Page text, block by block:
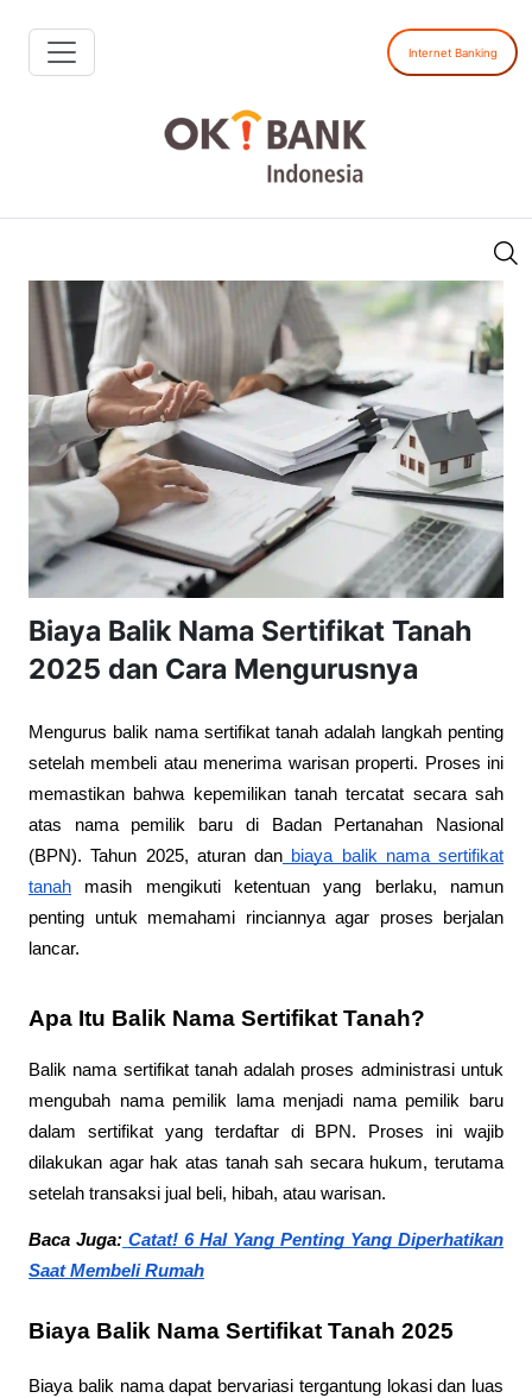
Internet Banking
Biaya Balik Nama Sertifikat Tanah
2025 dan Cara Mengurusnya
Mengurus balik nama sertifikat tanah adalah langkah penting
setelah membeli atau menerima warisan properti. Proses ini
memastikan bahwa kepemilikan tanah tercatat secara sah
atas nama pemilik baru di Badan Pertanahan Nasional
(BPN). Tahun 2025, aturan dan biaya balik nama sertifikat
tanah masih mengikuti ketentuan yang berlaku, namun
penting untuk memahami rinciannya agar proses berjalan
lancar.
Apa Itu Balik Nama Sertifikat Tanah?
Balik nama sertifikat tanah adalah proses administrasi untuk
mengubah nama pemilik lama menjadi nama pemilik baru
dalam sertifikat yang terdaftar di BPN. Proses ini wajib
dilakukan agar hak atas tanah sah secara hukum, terutama
setelah transaksi jual beli, hibah, atau warisan.
Baca Juga: Catat! 6 Hal Yang Penting Yang Diperhatikan
Saat Membeli Rumah
Biaya Balik Nama Sertifikat Tanah 2025
Biaya balik nama dapat bervariasi tergantung lokasi dan luas